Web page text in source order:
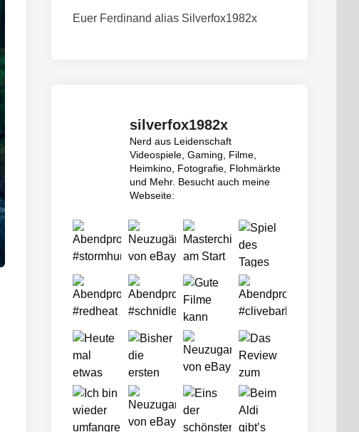
Euer Ferdinand alias Silverfox1982x
silverfox1982x
Nerd aus Leidenschaft
Videospiele, Gaming, Filme,
Heimkino, Fotografie, Flohmärkte
und Mehr. Besucht auch meine
Webseite: